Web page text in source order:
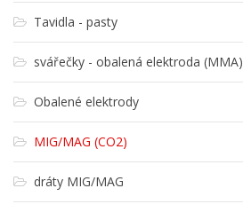
Tavidla - pasty
svářečky - obalená elektroda (MMA)
Obalené elektrody
MIG/MAG (CO2)
dráty MIG/MAG